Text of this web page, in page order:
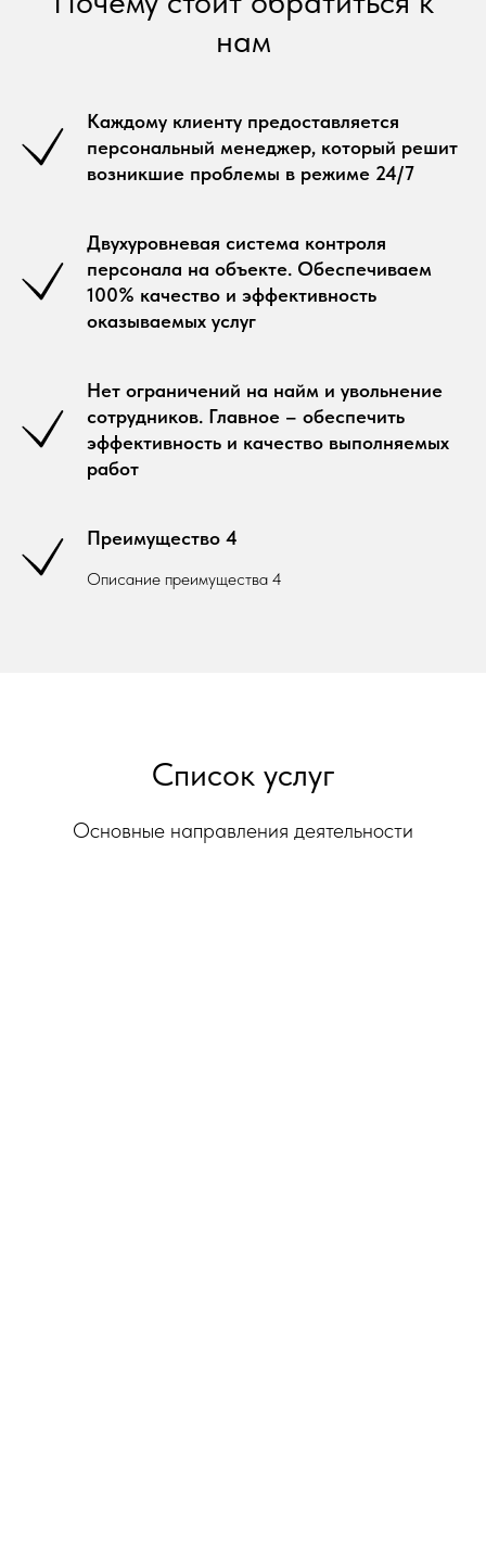
нам
Каждому клиенту предоставляется
персональный менеджер, который решит
возникшие проблемы в режиме 24/7
Двухуровневая система контроля
персонала на объекте. Обеспечиваем
100% качество и эффективность
оказываемых услуг
Нет ограничений на найм и увольнение
сотрудников. Главное – обеспечить
эффективность и качество выполняемых
работ
Преимущество 4
Описание преимущества 4
Список услуг
Основные направления деятельности